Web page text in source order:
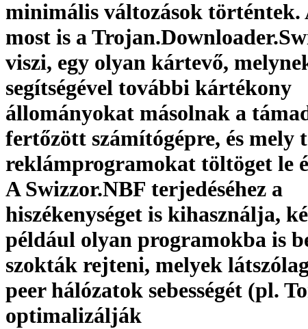
minimális változások történtek.
most is a
viszi, egy olyan kártevő,
segítségével további kártékony
állományokat másolnak a
fertőzött számítógépre, és mely
reklámprogramokat töltöget le
A Swizzor.NBF terjedéséhez a
hiszékenységet is kihasználja,
például olyan programokba is
szokták rejteni, melyek
peer hálózatok sebességét (pl.
optimalizálják